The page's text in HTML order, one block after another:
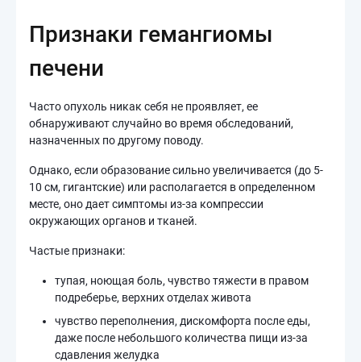
Признаки гемангиомы
печени
Часто опухоль никак себя не проявляет, ее
обнаруживают случайно во время обследований,
назначенных по другому поводу.
Однако, если образование сильно увеличивается (до 5-
10 см, гигантские) или располагается в определенном
месте, оно дает симптомы из-за компрессии
окружающих органов и тканей.
Частые признаки:
тупая, ноющая боль, чувство тяжести в правом
подреберье, верхних отделах живота
чувство переполнения, дискомфорта после еды,
даже после небольшого количества пищи из-за
сдавления желудка